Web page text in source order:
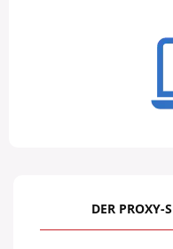
DER PROXY-